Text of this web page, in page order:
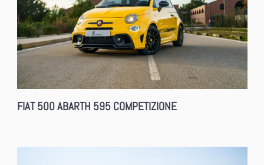
FIAT 500 ABARTH 595 COMPETIZIONE